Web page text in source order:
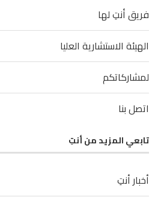
فريق أنتِ لها
الهيئة الاستشارية العليا
لمشاركاتكم
اتصل بنا
تابعي المزيد من أنتِ
أخبار أنتِ